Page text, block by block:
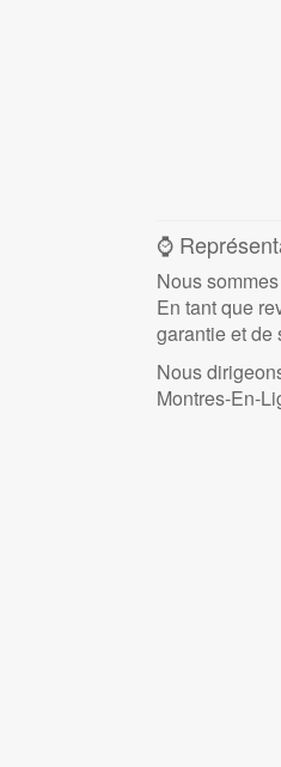
⌚
Nous
En tant que
garantie et de
Nous
Montres-En-